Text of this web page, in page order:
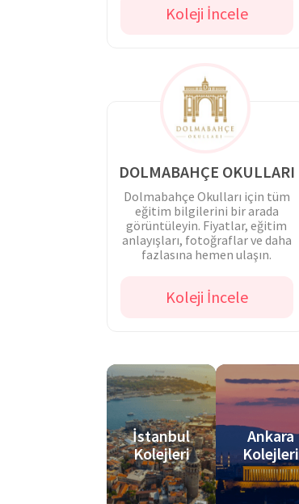
Koleji İncele
DOLMABAHÇE OKULLARI
Dolmabahçe Okulları için tüm
eğitim bilgilerini bir arada
görüntüleyin. Fiyatlar, eğitim
anlayışları, fotoğraflar ve daha
fazlasına hemen ulaşın.
Koleji İncele
İstanbul
Kolejleri
Ankara
Kolejleri